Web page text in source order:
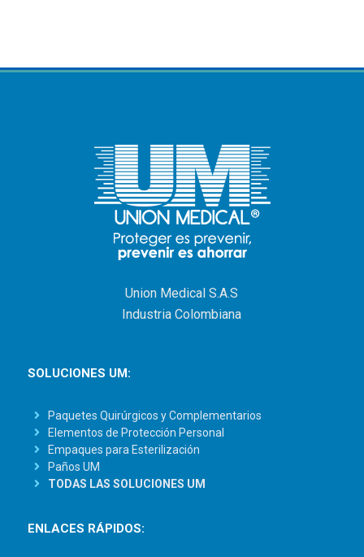
Union Medical S.A.S
Industria Colombiana
SOLUCIONES UM:
Paquetes Quirúrgicos y Complementarios
Elementos de Protección Personal
Empaques para Esterilización
Paños UM
TODAS LAS SOLUCIONES UM
ENLACES RÁPIDOS: